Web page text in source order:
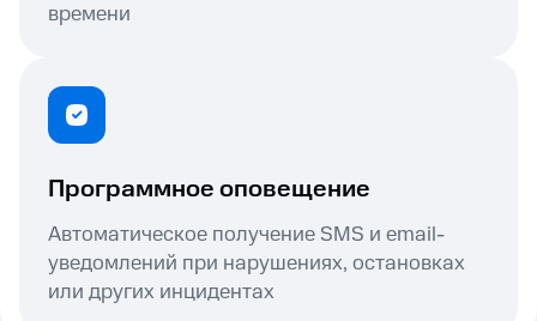
времени
Программное оповещение
Автоматическое получение SMS и email-
уведомлений при нарушениях, остановках
или других инцидентах